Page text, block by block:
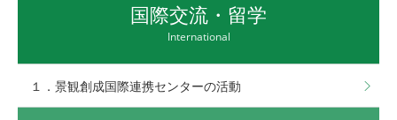
国際交流・留学
International
１．景観創成国際連携センターの活動